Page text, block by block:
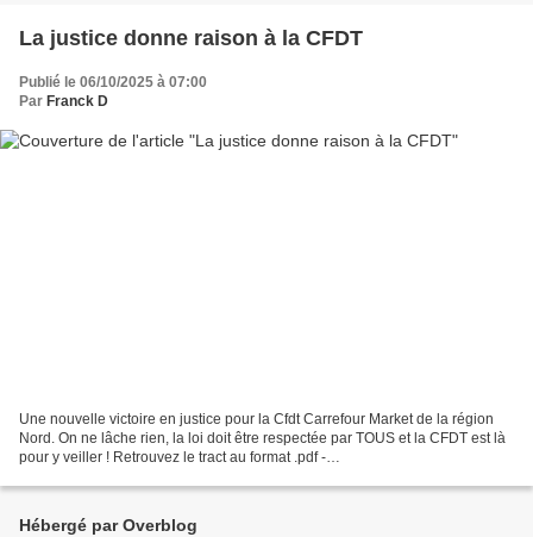
La justice donne raison à la CFDT
Publié le 06/10/2025 à 07:00
Par Franck D
Une nouvelle victoire en justice pour la Cfdt Carrefour Market de la région
Nord. On ne lâche rien, la loi doit être respectée par TOUS et la CFDT est là
pour y veiller ! Retrouvez le tract au format .pdf -
Hébergé par Overblog